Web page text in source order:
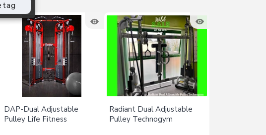
DAP-Dual Adjustable
Pulley Life Fitness
Radiant Dual Adjustable
Pulley Technogym